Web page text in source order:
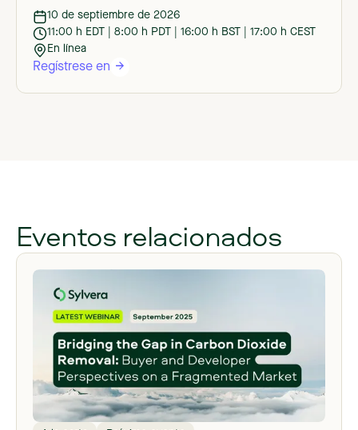
10 de septiembre de 2026
11:00 h EDT | 8:00 h PDT | 16:00 h BST | 17:00 h CEST
En línea
Regístrese en
Eventos relacionados